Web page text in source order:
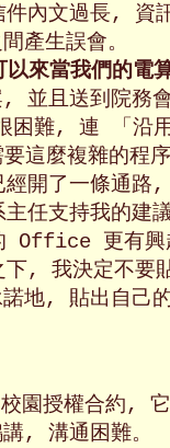
件內文過長, 資
來當我們的電
, 並且送到院務
困難, 連 「沿
這麼複雜的程
開了一條通
任支持我的建
Office 更
, 我決定不要
諾地, 貼出自己
園授權合約,
, 溝通困難。